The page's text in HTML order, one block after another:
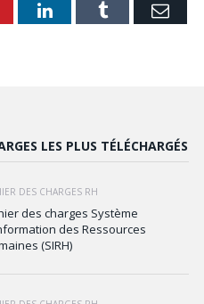
LinkedInTumblr Email
LES PLUS TÉLÉCHARGÉS
DES CHARGES RH
des charges Système
des Ressources
(SIRH)